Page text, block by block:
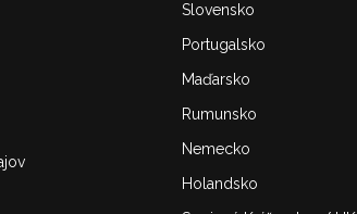
Slovensko
Portugalsko
Maďarsko
Rumunsko
Nemecko
Holandsko